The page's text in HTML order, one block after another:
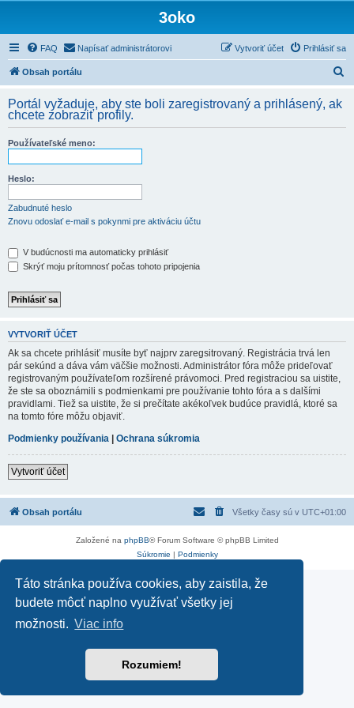
Táto stránka používa cookies, aby zaistila, že
budete môcť naplno využívať všetky jej
možnosti. Viac info
Rozumiem!
3oko
FAQ Napísať administrátorovi Prihlásiť sa
Vytvoriť účet
Obsah portálu
d
Portál vyžaduje, aby ste boli zaregistrovaný a prihlásený, ak
chcete zobraziť profily.
Používateľské meno:
Heslo:
Zabudnuté heslo
Znovu odoslať e-mail s pokynmi pre aktiváciu účtu
V budúcnosti ma automaticky prihlásiť
Skrýť moju prítomnosť počas tohoto pripojenia
VYTVORIŤ ÚČET
Ak sa chcete prihlásiť musíte byť najprv zaregsitrovaný. Registrácia trvá len
pár sekúnd a dáva vám väčšie možnosti. Administrátor fóra môže prideľovať
registrovaným používateľom rozšírené právomoci. Pred registraciou sa uistite,
že ste sa oboznámili s podmienkami pre používanie tohto fóra a s dalšími
pravidlami. Tiež sa uistite, že si prečítate akékoľvek budúce pravidlá, ktoré sa
na tomto fóre môžu objaviť.
Podmienky používania | Ochrana súkromia
Vytvoriť účet
Obsah portálu Všetky časy sú v UTC+01:00
Založené na phpBB® Forum Software © phpBB Limited
Súkromie | Podmienky